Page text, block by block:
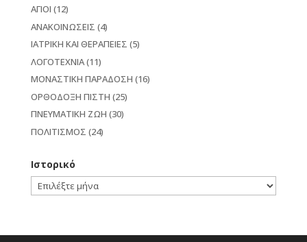
ΑΓΙΟΙ (12)
ΑΝΑΚΟΙΝΩΣΕΙΣ (4)
ΙΑΤΡΙΚΗ ΚΑΙ ΘΕΡΑΠΕΙΕΣ (5)
ΛΟΓΟΤΕΧΝΙΑ(11)
ΜΟΝΑΣΤΙΚΗ ΠΑΡΑΔΟΣΗ (16)
ΟΡΘΟΔΟΞΗ ΠΙΣΤΗ (25)
ΠΝΕΥΜΑΤΙΚΗ ΖΩΗ (30)
ΠΟΛΙΤΙΣΜΟΣ (24)
Ιστορικό
Ιστορικό